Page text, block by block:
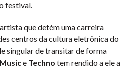
festival.
que detém uma carreira
centros da cultura eletrônica do
singular de transitar de forma
e Techno tem rendido a ele a